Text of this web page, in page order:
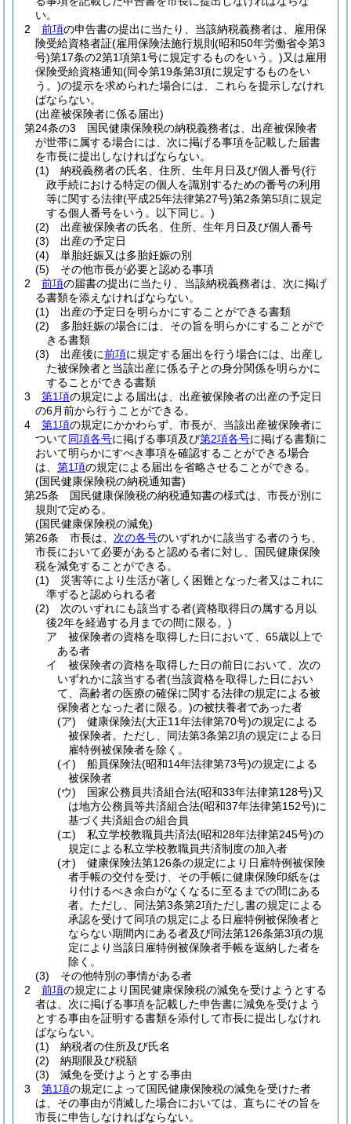
い。
2
前項の申告書の提出に当たり、当該納税義務者は、雇用保
険受給資格者証(雇用保険法施行規則 (昭和50年労働省令第3
号)第17条の2第1項第1号に規定するものをいう。)又は雇用
保険受給資格通知(同令第19条第3項に規定するものをい
う。)の提示を求められた場合には、これらを提示しなけれ
ばならない。
(出産被保険者に係る届出)
第24条の3
国民健康保険税の納税義務者は、出産被保険者
が世帯に属する場合には、次に掲げる事項を記載した届書
を市長に提出しなければならない。
(1)
納税義務者の氏名、住所、生年月日及び個人番号(行
政手続における特定の個人を識別するための番号の利用
等に関する法律(平成25年法律第27号)第2条第5項に規定
する個人番号をいう。以下同じ。)
(2)
出産被保険者の氏名、住所、生年月日及び個人番号
(3)
出産の予定日
(4)
単胎妊娠又は多胎妊娠の別
(5)
その他市長が必要と認める事項
2
前項の届書の提出に当たり、当該納税義務者は、次に掲げ
る書類を添えなければならない。
(1)
出産の予定日を明らかにすることができる書類
(2)
多胎妊娠の場合には、その旨を明らかにすることがで
きる書類
(3)
出産後に前項に規定する届出を行う場合には、出産し
た被保険者と当該出産に係る子との身分関係を明らかに
することができる書類
3
第1項の規定による届出は、出産被保険者の出産の予定日
の6月前から行うことができる。
4
第1項の規定にかかわらず、市長が、当該出産被保険者に
ついて同項各号に掲げる事項及び第2項各号に掲げる書類に
おいて明らかにすべき事項を確認することができる場合
は、 第1項の規定による届出を省略させることができる。
(国民健康保険税の納税通知書)
第25条
国民健康保険税の納税通知書の様式は、市長が別に
規則で定める。
(国民健康保険税の減免)
第26条
市長は、 次の各号のいずれかに該当する者のうち、
市長において必要があると認める者に対し、国民健康保険
税を減免することができる。
(1)
災害等により生活が著しく困難となった者又はこれに
準ずると認められる者
(2)
次のいずれにも該当する者(資格取得日の属する月以
後2年を経過する月までの間に限る。)
ア
被保険者の資格を取得した日において、65歳以上で
ある者
イ
被保険者の資格を取得した日の前日において、次の
いずれかに該当する者(当該資格を取得した日におい
て、高齢者の医療の確保に関する法律の規定による被
保険者となった者に限る。)の被扶養者であった者
(ア)
健康保険法(大正11年法律第70号)の規定による
被保険者。 ただし、同法第3条第2項の規定による日
雇特例被保険者を除く。
(イ)
船員保険法(昭和14年法律第73号)の規定による
被保険者
(ウ)
国家公務員共済組合法(昭和33年法律第128号)又
は地方公務員等共済組合法(昭和37年法律第152号)に
基づく共済組合の組合員
(エ)
私立学校教職員共済法(昭和28年法律第245号)の
規定による私立学校教職員共済制度の加入者
(オ)
健康保険法第126条の規定により日雇特例被保険
者手帳の交付を受け、その手帳に健康保険印紙をは
り付けるべき余白がなくなるに至るまでの間にある
者。 ただし、同法第3条第2項ただし書の規定による
承認を受けて同項の規定による日雇特例被保険者と
ならない期間内にある者及び同法第126条第3項の規
定により当該日雇特例被保険者手帳を返納した者を
除く。
(3)
その他特別の事情がある者
2
前項の規定により国民健康保険税の減免を受けようとする
者は、次に掲げる事項を記載した申告書に減免を受けよう
とする事由を証明する書類を添付して市長に提出しなけれ
ばならない。
(1)
納税者の住所及び氏名
(2)
納期限及び税額
(3)
減免を受けようとする事由
3
第1項の規定によって国民健康保険税の減免を受けた者
は、その事由が消滅した場合においては、直ちにその旨を
市長に申告しなければならない。